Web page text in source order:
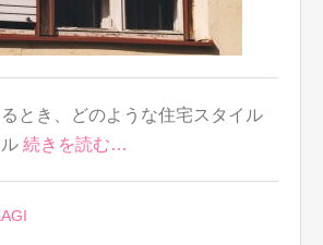
とき、どのような住宅スタイル
続きを読む…